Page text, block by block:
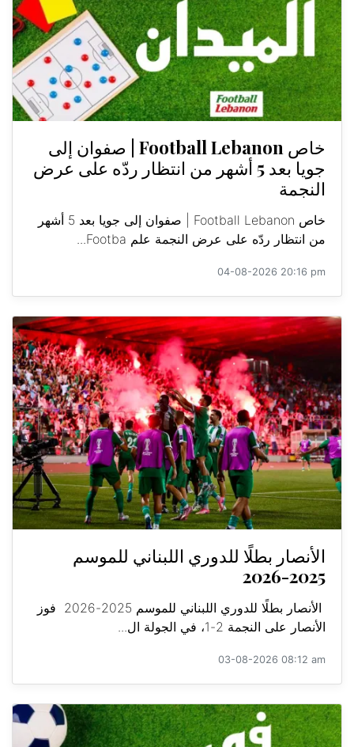
خاص Football Lebanon | صفوان إلى
جويا بعد 5 أشهر من انتظار ردّه على عرض
النجمة
خاص Football Lebanon | صفوان إلى جويا بعد 5 أشهر
من انتظار ردّه على عرض النجمة علم Footba...
04-08-2026 20:16 pm
الأنصار بطلًا للدوري اللبناني للموسم
2025-2026
الأنصار بطلًا للدوري اللبناني للموسم 2025-2026 فوز
الأنصار على النجمة 2-1، في الجولة ال...
03-08-2026 08:12 am